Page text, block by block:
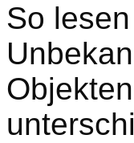
So